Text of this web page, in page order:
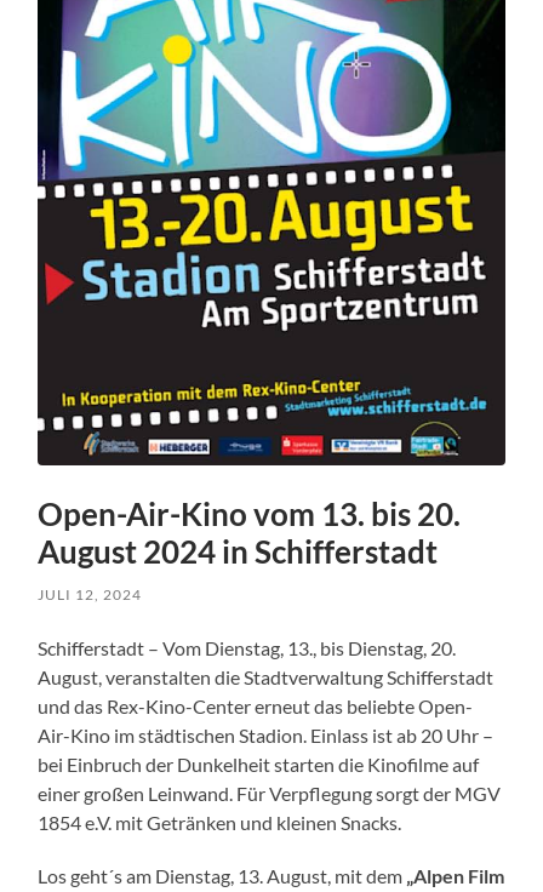
Open-Air-Kino vom 13. bis 20.
August 2024 in Schifferstadt
JULI 12, 2024
Schifferstadt – Vom Dienstag, 13., bis Dienstag, 20.
August, veranstalten die Stadtverwaltung Schifferstadt
und das Rex-Kino-Center erneut das beliebte Open-
Air-Kino im städtischen Stadion. Einlass ist ab 20 Uhr –
bei Einbruch der Dunkelheit starten die Kinofilme auf
einer großen Leinwand. Für Verpflegung sorgt der MGV
1854 e.V. mit Getränken und kleinen Snacks.
Los geht´s am Dienstag, 13. August, mit dem „Alpen Film